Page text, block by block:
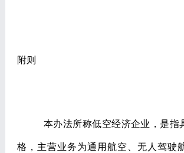
附则
本办法所称低空经济企业，是指
格，主营业务为通用航空、无人驾驶